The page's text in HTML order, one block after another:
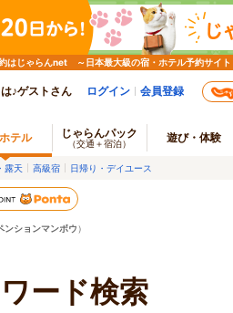
はじゃらんnet ～日本最大級の宿・ホテル予約サイト
♪ゲストさん ログイン 会員登録
テル じゃらんパック
（交通＋宿泊） 遊び・体験
露天 高級宿 日帰り・デイユース
ンションマンボウ）
ード検索